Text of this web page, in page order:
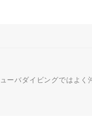
ーバダイビングではよく